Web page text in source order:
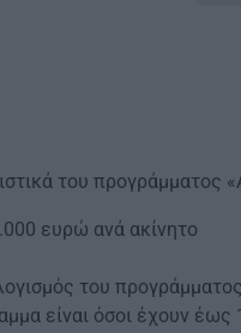
του προγράμματος
ευρώ ανά ακίνητο
του
είναι όσοι έχουν